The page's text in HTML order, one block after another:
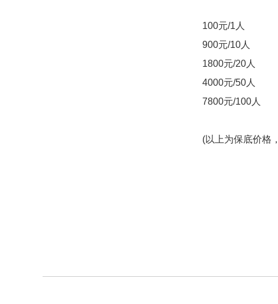
100元/1人
900元/10人
1800元/20人
4000元/50人
7800元/100人
(以上为保底价格